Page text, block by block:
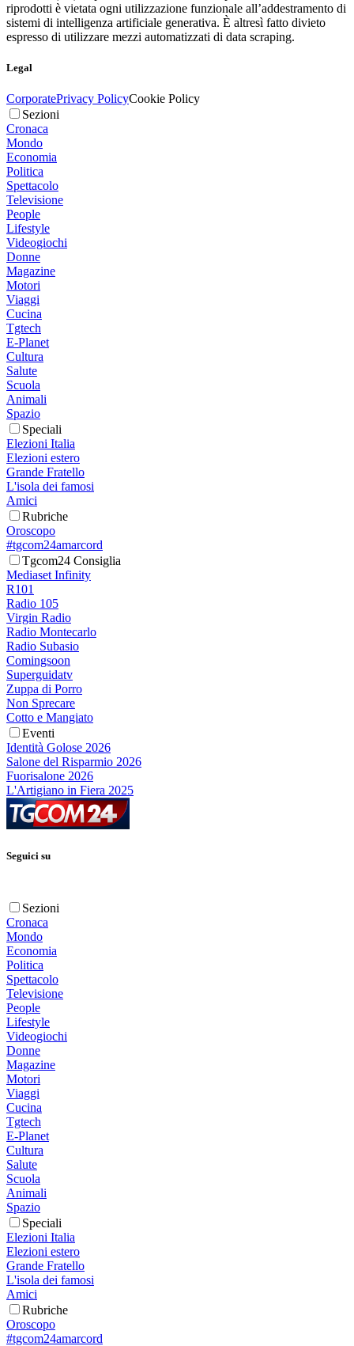
riprodotti è vietata ogni utilizzazione funzionale all’addestramento di
sistemi di intelligenza artificiale generativa. È altresì fatto divieto
espresso di utilizzare mezzi automatizzati di data scraping.
Legal
CorporatePrivacy PolicyCookie Policy
Sezioni
Cronaca
Mondo
Economia
Politica
Spettacolo
Televisione
People
Lifestyle
Videogiochi
Donne
Magazine
Motori
Viaggi
Cucina
Tgtech
E-Planet
Cultura
Salute
Scuola
Animali
Spazio
Speciali
Elezioni Italia
Elezioni estero
Grande Fratello
L'isola dei famosi
Amici
Rubriche
Oroscopo
#tgcom24amarcord
Tgcom24 Consiglia
Mediaset Infinity
R101
Radio 105
Virgin Radio
Radio Montecarlo
Radio Subasio
Comingsoon
Superguidatv
Zuppa di Porro
Non Sprecare
Cotto e Mangiato
Eventi
Identità Golose 2026
Salone del Risparmio 2026
Fuorisalone 2026
L'Artigiano in Fiera 2025
Seguici su
Sezioni
Cronaca
Mondo
Economia
Politica
Spettacolo
Televisione
People
Lifestyle
Videogiochi
Donne
Magazine
Motori
Viaggi
Cucina
Tgtech
E-Planet
Cultura
Salute
Scuola
Animali
Spazio
Speciali
Elezioni Italia
Elezioni estero
Grande Fratello
L'isola dei famosi
Amici
Rubriche
Oroscopo
#tgcom24amarcord